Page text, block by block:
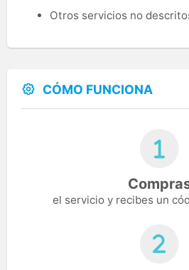
Otros servicios no
CÓMO FUNCIONA
el servicio y recibes un